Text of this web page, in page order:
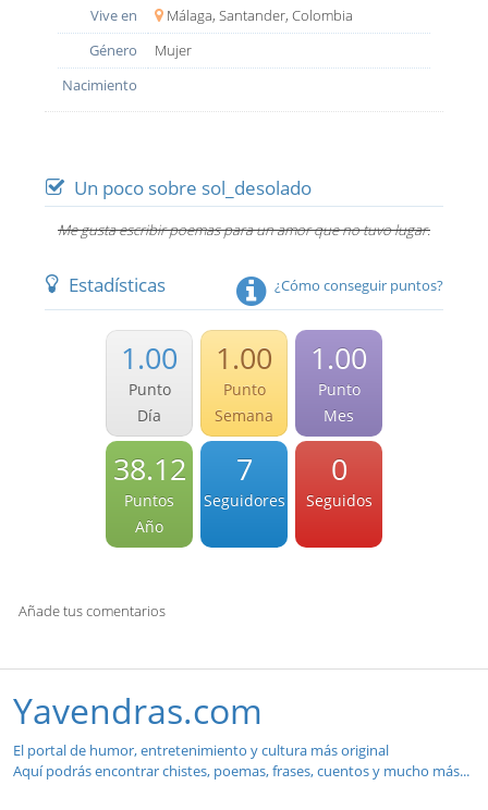
Vive en
Málaga, Santander, Colombia
Género
Mujer
Nacimiento
Un poco sobre sol_desolado
Me gusta escribir poemas para un amor que no tuvo lugar.
Estadísticas ¿Cómo conseguir puntos?
1.00
Punto
Día
1.00
Punto
Semana
1.00
Punto
Mes
38.12
Puntos
Año
7
Seguidores
0
Seguidos
Añade tus comentarios
Yavendras.com
El portal de humor, entretenimiento y cultura más original
Aquí podrás encontrar chistes, poemas, frases, cuentos y mucho más...